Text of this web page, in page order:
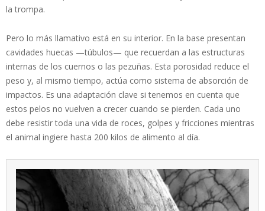
la trompa.
Pero lo más llamativo está en su interior. En la base presentan
cavidades huecas —túbulos— que recuerdan a las estructuras
internas de los cuernos o las pezuñas. Esta porosidad reduce el
peso y, al mismo tiempo, actúa como sistema de absorción de
impactos. Es una adaptación clave si tenemos en cuenta que
estos pelos no vuelven a crecer cuando se pierden. Cada uno
debe resistir toda una vida de roces, golpes y fricciones mientras
el animal ingiere hasta 200 kilos de alimento al día.